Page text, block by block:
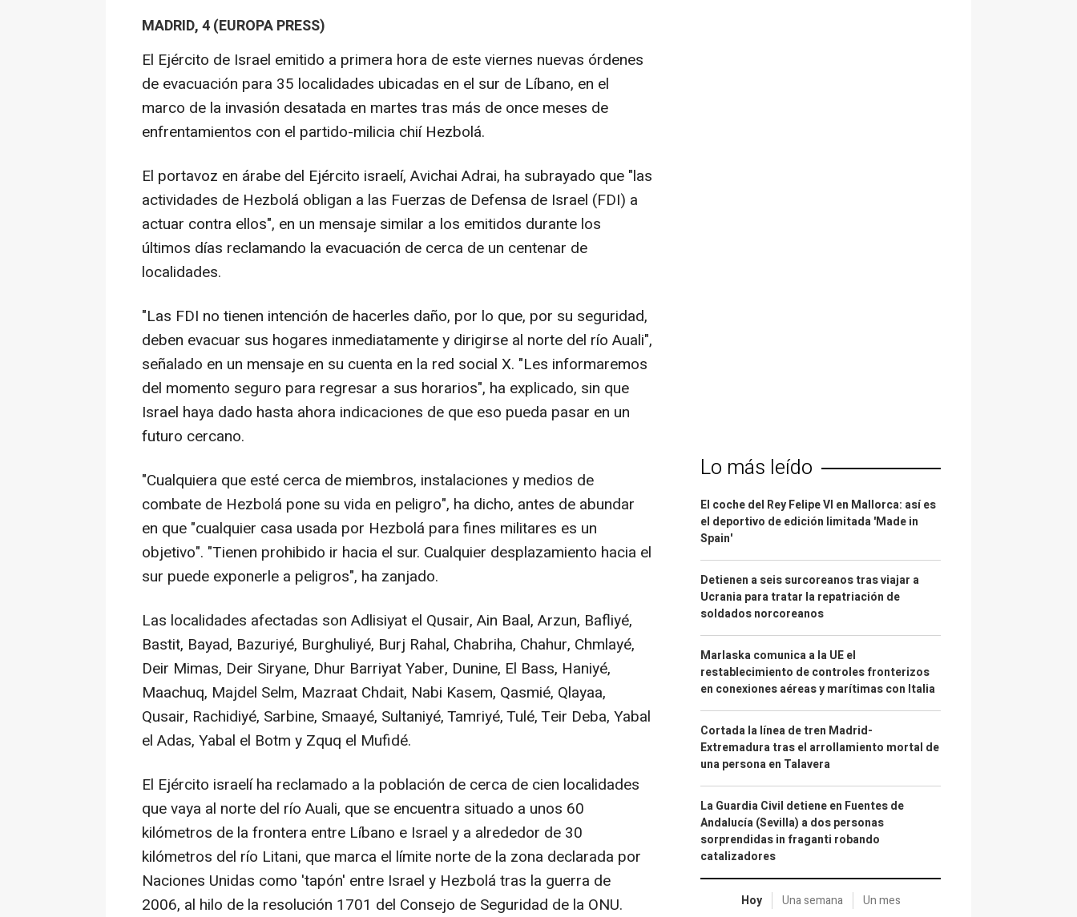
MADRID, 4 (EUROPA PRESS)
El Ejército de Israel emitido a primera hora de este viernes nuevas órdenes
de evacuación para 35 localidades ubicadas en el sur de Líbano, en el
marco de la invasión desatada en martes tras más de once meses de
enfrentamientos con el partido-milicia chií Hezbolá.
El portavoz en árabe del Ejército israelí, Avichai Adrai, ha subrayado que "las
actividades de Hezbolá obligan a las Fuerzas de Defensa de Israel (FDI) a
actuar contra ellos", en un mensaje similar a los emitidos durante los
últimos días reclamando la evacuación de cerca de un centenar de
localidades.
"Las FDI no tienen intención de hacerles daño, por lo que, por su seguridad,
deben evacuar sus hogares inmediatamente y dirigirse al norte del río Auali",
señalado en un mensaje en su cuenta en la red social X. "Les informaremos
del momento seguro para regresar a sus horarios", ha explicado, sin que
Israel haya dado hasta ahora indicaciones de que eso pueda pasar en un
futuro cercano.
"Cualquiera que esté cerca de miembros, instalaciones y medios de
combate de Hezbolá pone su vida en peligro", ha dicho, antes de abundar
en que "cualquier casa usada por Hezbolá para fines militares es un
objetivo". "Tienen prohibido ir hacia el sur. Cualquier desplazamiento hacia el
sur puede exponerle a peligros", ha zanjado.
Las localidades afectadas son Adlisiyat el Qusair, Ain Baal, Arzun, Bafliyé,
Bastit, Bayad, Bazuriyé, Burghuliyé, Burj Rahal, Chabriha, Chahur, Chmlayé,
Deir Mimas, Deir Siryane, Dhur Barriyat Yaber, Dunine, El Bass, Haniyé,
Maachuq, Majdel Selm, Mazraat Chdait, Nabi Kasem, Qasmié, Qlayaa,
Qusair, Rachidiyé, Sarbine, Smaayé, Sultaniyé, Tamriyé, Tulé, Teir Deba, Yabal
el Adas, Yabal el Botm y Zquq el Mufidé.
El Ejército israelí ha reclamado a la población de cerca de cien localidades
que vaya al norte del río Auali, que se encuentra situado a unos 60
kilómetros de la frontera entre Líbano e Israel y a alrededor de 30
kilómetros del río Litani, que marca el límite norte de la zona declarada por
Naciones Unidas como 'tapón' entre Israel y Hezbolá tras la guerra de
2006, al hilo de la resolución 1701 del Consejo de Seguridad de la ONU.
Lo más leído
El coche del Rey Felipe VI en Mallorca: así es
el deportivo de edición limitada 'Made in
Spain'
Detienen a seis surcoreanos tras viajar a
Ucrania para tratar la repatriación de
soldados norcoreanos
Marlaska comunica a la UE el
restablecimiento de controles fronterizos
en conexiones aéreas y marítimas con Italia
Cortada la línea de tren Madrid-
Extremadura tras el arrollamiento mortal de
una persona en Talavera
La Guardia Civil detiene en Fuentes de
Andalucía (Sevilla) a dos personas
sorprendidas in fraganti robando
catalizadores
Hoy Una semana Un mes